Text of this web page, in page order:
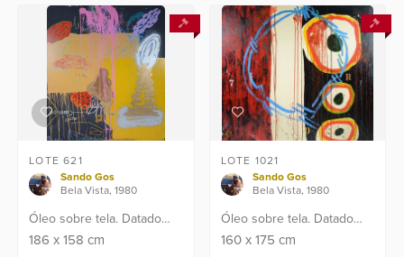
LOTE 621
Sando Gos
Bela Vista, 1980
Óleo sobre tela. Datado
2017.
186x 158cm
LOTE 1021
Sando Gos
Bela Vista, 1980
Óleo sobre tela. Datado
2018.
160 x175 cm